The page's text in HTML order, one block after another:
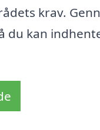
krav.
du kan